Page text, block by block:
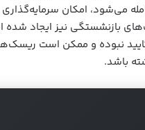
می‌شود، امکان
بازنشستگی نیز ایجاد شده
نبوده و ممکن است
باشد.